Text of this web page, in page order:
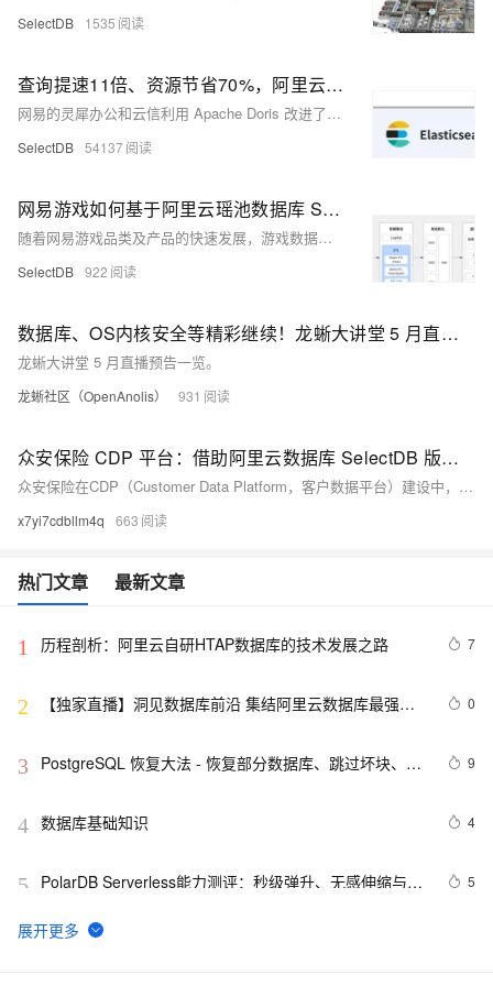
SelectDB 1535
查询提速11倍、资源节省70%，阿里云数据库内核版 Apache Doris 在网易日志和时序场景的实践
网易的灵犀办公和云信利用 Apache Doris 改进了大规模日志和时序数据处理，取代了 Elasticsearch 和 InfluxDB。Doris 实现了更低的服务器资源消耗和更高的查询性能，相比 Elasticsearch，查询速度提升至少 11 倍，存储资源节省达 70%。Doris 的列式存储、高压缩比和倒排索引等功能，优化了日志和时序数据的存储与分析，降低了存储成本并提高了查询效率。在灵犀办公和云信的实际应用中，Doris 显示出显著的性能优势，成功应对了数据增长带来的挑战。
SelectDB 54137
网易游戏如何基于阿里云瑶池数据库 SelectDB 内核 Apache Doris 构建全新湖仓一体架构
随着网易游戏品类及产品的快速发展，游戏数据分析场景面临着越来越多的挑战，为了保证系统性能和 SLA，要求引入新的组件来解决特定业务场景问题。为此，网易游戏引入 Apache Doris 构建了全新的湖仓一体架构。经过不断地扩张，目前已发展至十余集群、为内部上百个项目提供了稳定可靠的数据服务、日均查询量数百万次，整体查询性能得到 10-20 倍提升。
SelectDB 922
数据库、OS内核安全等精彩继续！龙蜥大讲堂 5 月直播预告来袭
龙蜥大讲堂 5 月直播预告一览。
龙蜥社区（OpenAnolis） 931
众安保险 CDP 平台：借助阿里云数据库 SelectDB 版内核 Apache Doris 打破数据孤岛，人群圈选提速4倍
众安保险在CDP（Customer Data Platform，客户数据平台）建设中，通过引入阿里云数据库SelectDB版内核Apache Doris，成功打破了数据孤岛，并显著提升了人群圈选的速度
x7yi7cdbllm4q 663
热门文章 最新文章
1 历程剖析：阿里云自研HTAP数据库的技术发展之路 7
2
【独家直播】洞见数据库前沿 集结阿里云数据库最强阵
0
3
PostgreSQL 恢复大法 - 恢复部分数据库、跳过坏块、修
9
4 数据库基础知识 4
5
PolarDB Serverless能力测评：秒级弹升、无感伸缩与强
5
6 SQLite数据库的备份